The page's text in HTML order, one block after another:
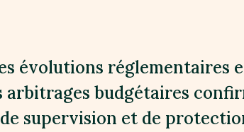
évolutions réglementaires
arbitrages budgétaires
supervision et de